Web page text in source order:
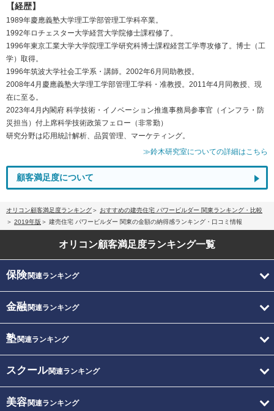
【経歴】
1989年慶應義塾大学理工学部管理工学科卒業。
1992年ロチェスター大学経営大学院修士課程修了。
1996年東京工業大学大学院理工学研究科博士課程経営工学専攻修了。博士（工
学）取得。
1996年筑波大学社会工学系・講師。2002年6月同助教授。
2008年4月慶應義塾大学理工学部管理工学科・准教授。2011年4月同教授、現
在に至る。
2023年4月内閣府 科学技術・イノベーション推進事務局参事官（インフラ・防
災担当）付上席科学技術政策フェロー（非常勤）
研究分野は応用統計解析、品質管理、マーケティング。
≫鈴木研究室についての詳細はこちら
顧客満足度について
オリコン顧客満足度ランキング
おすすめの建売住宅 パワービルダー 関東ランキング・比較
2019年版
建売住宅 パワービルダー 関東の金額の納得感ランキング・口コミ情報
オリコン顧客満足度ランキング一覧
保険関連ランキング
金融関連ランキング
塾関連ランキング
スクール関連ランキング
美容関連ランキング